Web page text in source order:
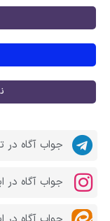
جواب آگاه در
جواب آگاه در